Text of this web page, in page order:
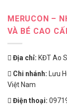
MERUCON –
VÀ BÉ CAO
Địa chỉ: KĐT Ao
Chi nhánh: Lưu
Việt Nam
Điện thoại: